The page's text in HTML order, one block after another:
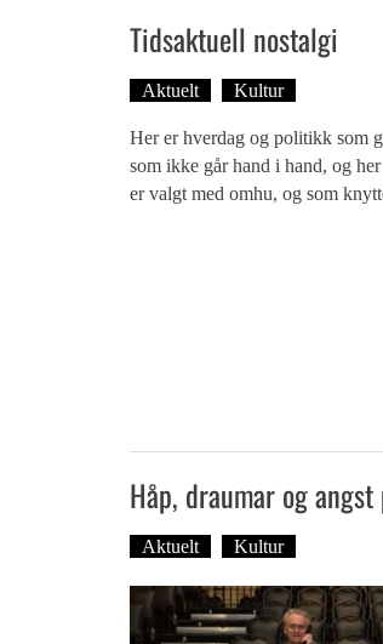
Tidsaktuell nostalgi
Aktuelt Kultur
Her er hverdag og politikk som
som ikke går hand i hand, og
er valgt med omhu, og som
Håp, draumar og
Aktuelt Kultur